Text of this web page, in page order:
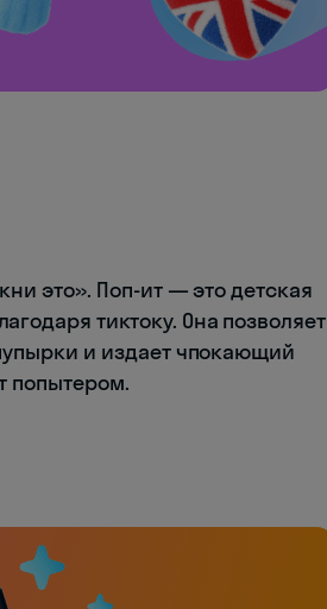
это». Поп-ит — это детская
тиктоку. Она позволяет
и издает чпокающий
попытером.